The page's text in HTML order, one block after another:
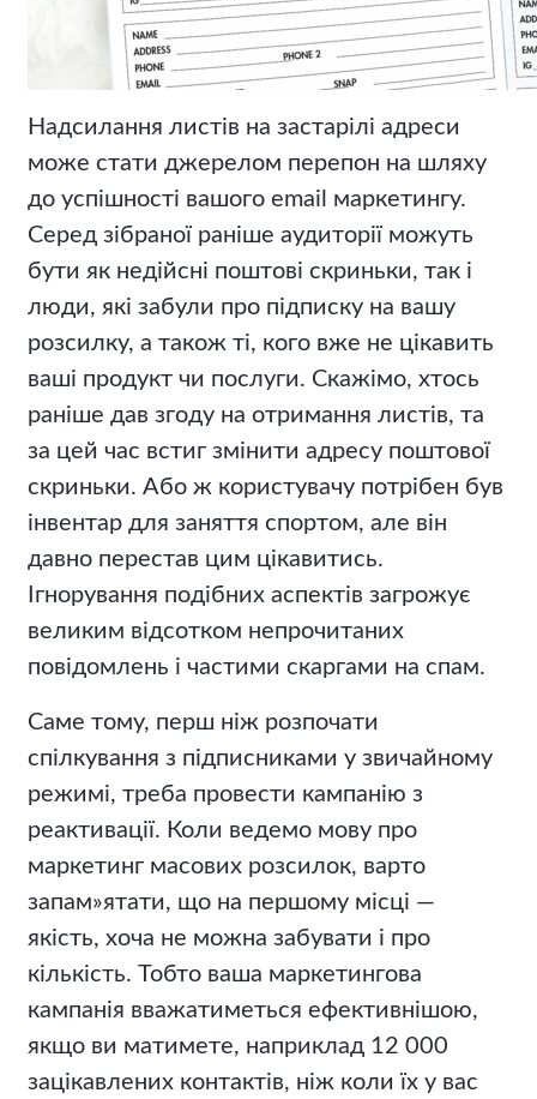
Надсилання листів на застарілі адреси
може стати джерелом перепон на шляху
до успішності вашого email маркетингу.
Серед зібраної раніше аудиторії можуть
бути як недійсні поштові скриньки, так і
люди, які забули про підписку на вашу
розсилку, а також ті, кого вже не цікавить
ваші продукт чи послуги. Скажімо, хтось
раніше дав згоду на отримання листів, та
за цей час встиг змінити адресу поштової
скриньки. Або ж користувачу потрібен був
інвентар для заняття спортом, але він
давно перестав цим цікавитись.
Ігнорування подібних аспектів загрожує
великим відсотком непрочитаних
повідомлень і частими скаргами на спам.
Саме тому, перш ніж розпочати
спілкування з підписниками у звичайному
режимі, треба провести кампанію з
реактивації. Коли ведемо мову про
маркетинг масових розсилок, варто
запам»ятати, що на першому місці —
якість, хоча не можна забувати і про
кількість. Тобто ваша маркетингова
кампанія вважатиметься ефективнішою,
якщо ви матимете, наприклад 12 000
зацікавлених контактів, ніж коли їх у вас